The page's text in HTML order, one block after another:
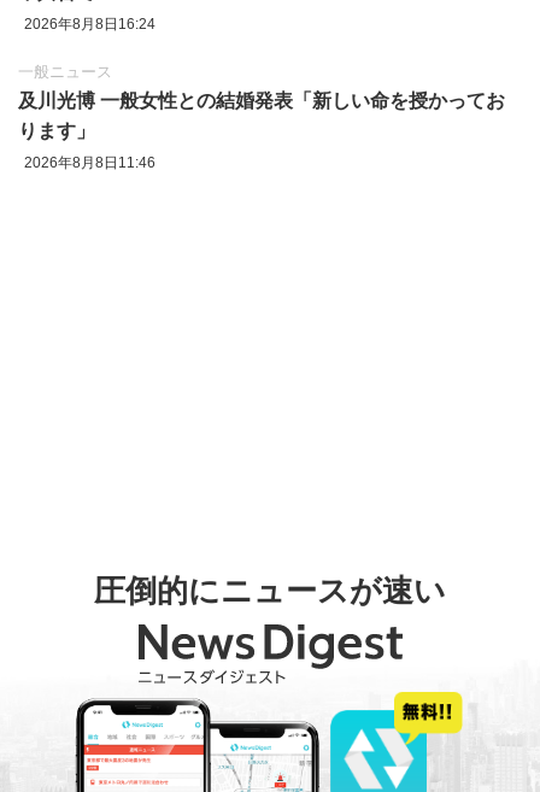
2026年8月8日16:24
一般ニュース
及川光博 一般女性との結婚発表「新しい命を授かってお
ります」
2026年8月8日11:46
圧倒的にニュースが速い